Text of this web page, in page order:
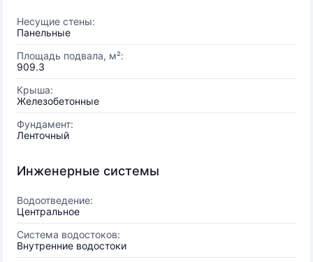
Несущие стены:
Панельные
Площадь подвала, м²:
909.3
Крыша:
Железобетонные
Фундамент:
Ленточный
Инженерные системы
Водоотведение:
Центральное
Система водостоков:
Внутренние водостоки